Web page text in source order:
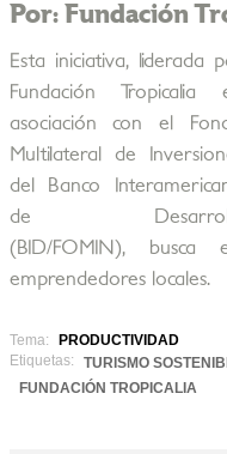
Por: Fundación
Esta iniciativa, liderada
Fundación Tropicalia
asociación con el
Multilateral de
del Banco
de
(BID/FOMIN),
emprendedores locales.
Tema:
PRODUCTIVIDAD
Etiquetas:
TURISMO
FUNDACIÓN TROPICALIA